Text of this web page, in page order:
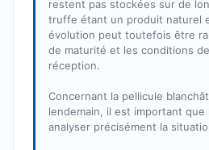
restent pas stockées sur de
truffe étant un produit naturel
évolution peut toutefois être
de maturité et les conditions
réception.
Concernant la pellicule
lendemain, il est important que
analyser précisément la